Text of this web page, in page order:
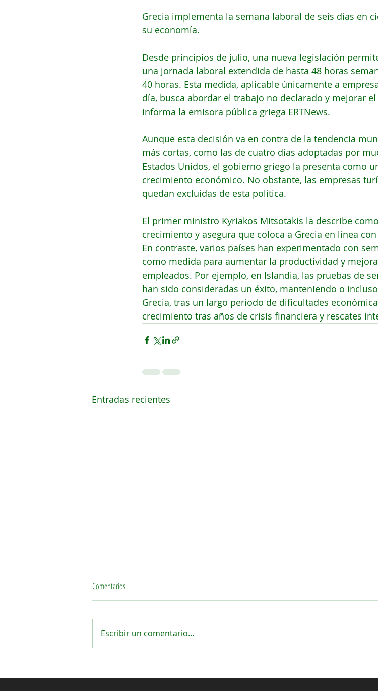
Grecia implementa la semana laboral de seis días en
su economía.
Desde principios de julio, una nueva legislación
una jornada laboral extendida de hasta 48 horas
40 horas. Esta medida, aplicable únicamente a
día, busca abordar el trabajo no declarado y mejorar
informa la emisora pública griega ERTNews.
Aunque esta decisión va en contra de la tendencia
más cortas, como las de cuatro días adoptadas por
Estados Unidos, el gobierno griego la presenta como
crecimiento económico. No obstante, las empresas
quedan excluidas de esta política.
El primer ministro Kyriakos Mitsotakis la describe
crecimiento y asegura que coloca a Grecia en línea
En contraste, varios países han experimentado con
como medida para aumentar la productividad y
empleados. Por ejemplo, en Islandia, las pruebas de
han sido consideradas un éxito, manteniendo o
Grecia, tras un largo período de dificultades
crecimiento tras años de crisis financiera y rescates
Entradas recientes
un Problema Cotidiano: Las Ideas Más
Cotidiano en un Negocio
Comentarios
Escribir un comentario...